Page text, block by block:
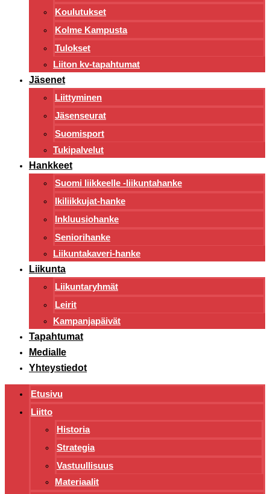
Koulutukset
Kolme Kampusta
Tulokset
Liiton kv-tapahtumat
Jäsenet
Liittyminen
Jäsenseurat
Suomisport
Tukipalvelut
Hankkeet
Suomi liikkeelle -liikuntahanke
Ikiliikkujat-hanke
Inkluusiohanke
Seniorihanke
Liikuntakaveri-hanke
Liikunta
Liikuntaryhmät
Leirit
Kampanjapäivät
Tapahtumat
Medialle
Yhteystiedot
Etusivu
Liitto
Historia
Strategia
Vastuullisuus
Materiaalit